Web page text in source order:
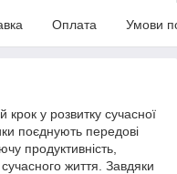
Оплата Умови
у розвитку сучасної
поєднують передові
продуктивність,
життя. Завдяки